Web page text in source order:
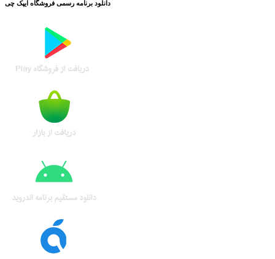
دانلود برنامه رسمی فروشگاه ایپک چی